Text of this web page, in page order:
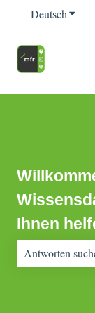
Deutsch
Ihnen